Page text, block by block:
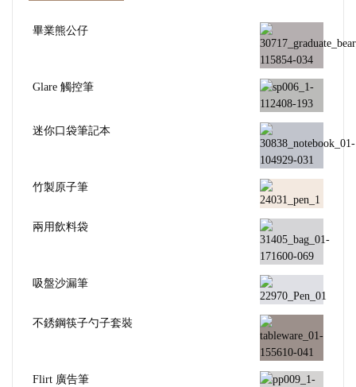
畢業熊公仔
Glare 觸控筆
迷你口袋筆記本
竹製原子筆
兩用飲料袋
吸盤沙漏筆
不銹鋼筷子勺子套裝
Flirt 廣告筆